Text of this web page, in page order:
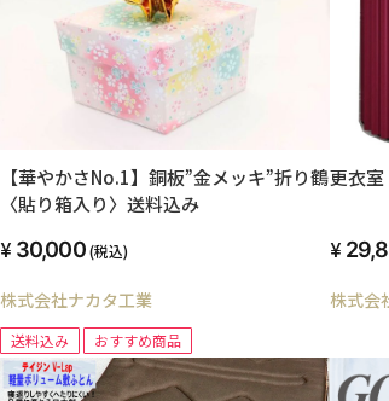
【華やかさNo.1】銅板”金メッキ”折り鶴
〈貼り箱入り〉送料込み
30,000(税込)
株式会社ナカタ工業
送料込み おすすめ商品
更衣
株式会